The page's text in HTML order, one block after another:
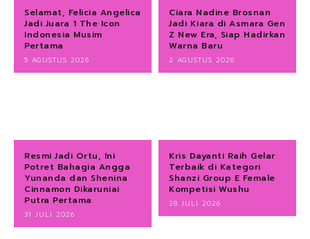
Selamat, Felicia Angelica
Jadi Juara 1 The Icon
Indonesia Musim
Pertama
5 AGUSTUS 2026
Ciara Nadine Brosnan
Jadi Kiara di Asmara Gen
Z New Era, Siap Hadirkan
Warna Baru
2 AGUSTUS 2026
Resmi Jadi Ortu, Ini
Potret Bahagia Angga
Yunanda dan Shenina
Cinnamon Dikaruniai
Putra Pertama
31 JULI 2026
Kris Dayanti Raih Gelar
Terbaik di Kategori
Shanzi Group E Female
Kompetisi Wushu
28 JULI 2026